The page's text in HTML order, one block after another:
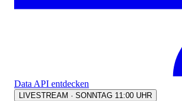
Data API entdecken
LIVESTREAM · SONNTAG 11:00 UHR